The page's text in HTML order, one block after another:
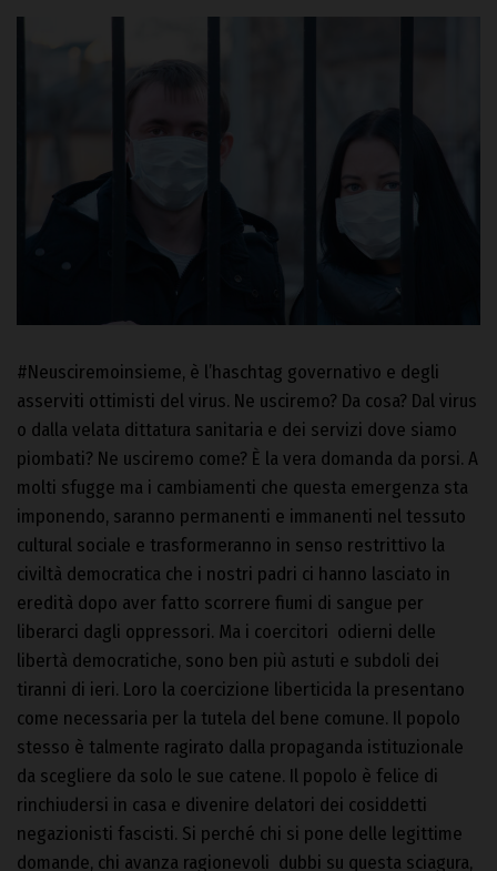
#Neusciremoinsieme, è l’haschtag governativo e degli
asserviti ottimisti del virus. Ne usciremo? Da cosa? Dal virus
o dalla velata dittatura sanitaria e dei servizi dove siamo
piombati? Ne usciremo come? È la vera domanda da porsi. A
molti sfugge ma i cambiamenti che questa emergenza sta
imponendo, saranno permanenti e immanenti nel tessuto
cultural sociale e trasformeranno in senso restrittivo la
civiltà democratica che i nostri padri ci hanno lasciato in
eredità dopo aver fatto scorrere fiumi di sangue per
liberarci dagli oppressori. Ma i coercitori odierni delle
libertà democratiche, sono ben più astuti e subdoli dei
tiranni di ieri. Loro la coercizione liberticida la presentano
come necessaria per la tutela del bene comune. Il popolo
stesso è talmente ragirato dalla propaganda istituzionale
da scegliere da solo le sue catene. Il popolo è felice di
rinchiudersi in casa e divenire delatori dei cosiddetti
negazionisti fascisti. Si perché chi si pone delle legittime
domande, chi avanza ragionevoli dubbi su questa sciagura,